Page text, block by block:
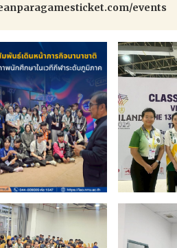
events